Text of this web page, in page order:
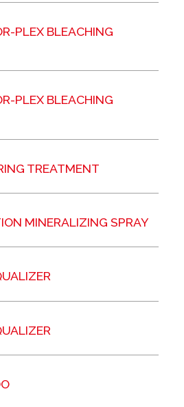
PLEX BLEACHING
PLEX BLEACHING
TREATMENT
MINERALIZING SPRAY